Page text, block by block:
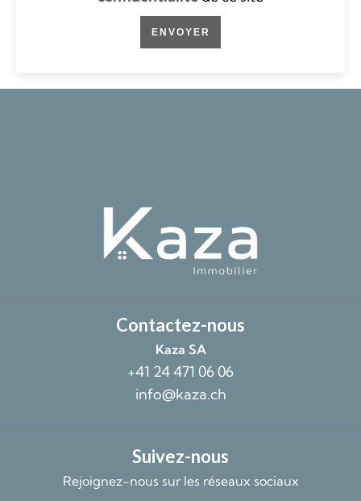
ENVOYER
Contactez-nous
Kaza SA
+41 24 471 06 06
info@kaza.ch
Suivez-nous
Rejoignez-nous sur les réseaux sociaux